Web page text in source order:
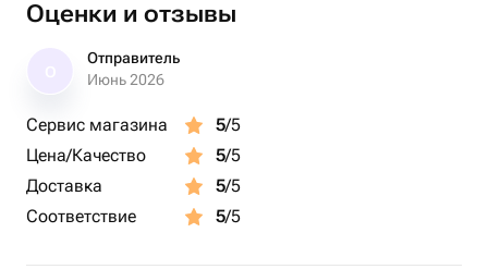
Оценки и отзывы
Отправитель
Июнь 2026
Сервис магазина 5/5
Цена/Качество
5/5
Доставка
5/5
Соответствие
5/5